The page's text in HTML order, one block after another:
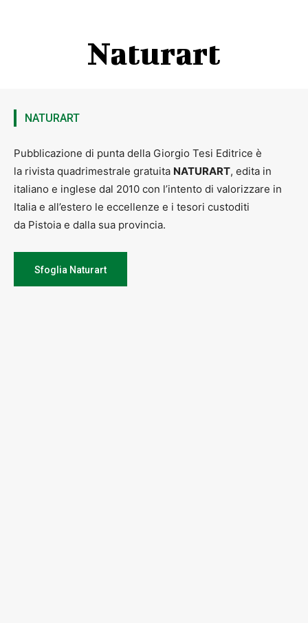
GREG & THE FRIGIDAIRES
Claudio “Greg” Gregori voce e chitarra
Alessandro “Meox” Meozzi voce e chitarra
Luca “Neverever” Majnardi voce e tromba
Olimpio “Holly” Riccardi voce e sassofono tenore
Giovanni “Lil’bell” Campanella voce e batteria
Giulio “Sgarbato” Scarpato basso elettrico
Naturart
NATURART
Pubblicazione di punta della Giorgio Tesi Editrice è
la rivista quadrimestrale gratuita NATURART, edita in
italiano e inglese dal 2010 con l’intento di valorizzare in
Italia e all’estero le eccellenze e i tesori custoditi
da Pistoia e dalla sua provincia.
Sfoglia Naturart